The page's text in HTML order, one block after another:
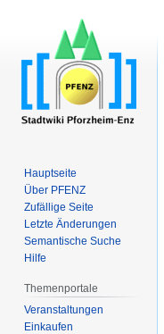
Hauptseite
Über PFENZ
Zufällige Seite
Letzte Änderungen
Semantische Suche
Hilfe
Themenportale
Veranstaltungen
Einkaufen